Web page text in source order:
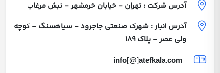
آدرس شرکت : تهران - خیابان خرمشهر - نبش مرغاب
آدرس انبار : شهرک صنعتی جاجرود - سیاهسنگ - کوچه
ولی عصر - پلاک 189
info[@]atefkala.com